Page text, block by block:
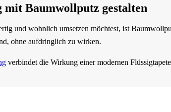
mit Baumwollputz gestalten
und wohnlich umsetzen möchtest, ist
ohne aufdringlich zu wirken.
verbindet die Wirkung einer modernen